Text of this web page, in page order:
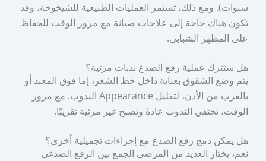
سنوات). ومع ذلك، تستمر العمليات الطبيعية للشيخوخة، وقد
تكون هناك حاجة إلى علاجات صيانة مع مرور الوقت للحفاظ
على المظهر الشبابي.
هل ستترك عملية رفع الصدغ ندبات مرئية؟
يتم وضع الشقوق بعناية داخل خط الشعر، إما فوق المعبد أو
بالقرب من الأذن، لتقليل Appearance الندوب. مع مرور
الوقت، تختفي الندوب عادةً وتصبح غير مرئية تقريبًا.
هل يمكن دمج رفع الصدغ مع إجراءات تجميلية أخرى؟
نعم، يختار العديد من المرضى الجمع بين الرفع الصدغي